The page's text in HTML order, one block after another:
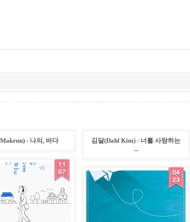
- 나의, 바다
김달(Dahl Kim) - 너를 사랑하는
...
02
07
04
23